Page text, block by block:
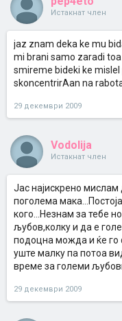
Истакнат член
jaz znam deka ke mu
mi brani samo zaradi
smireme bideki ke
skoncentrirAan na
29 декември 2009
Vodolija
Истакнат член
Јас најискрено мислам
поголема
кого...Незнам за тебе
љубов,колку и да е
подоцна можда и ќе го
уште малку па потоа
време за големи
29 декември 2009